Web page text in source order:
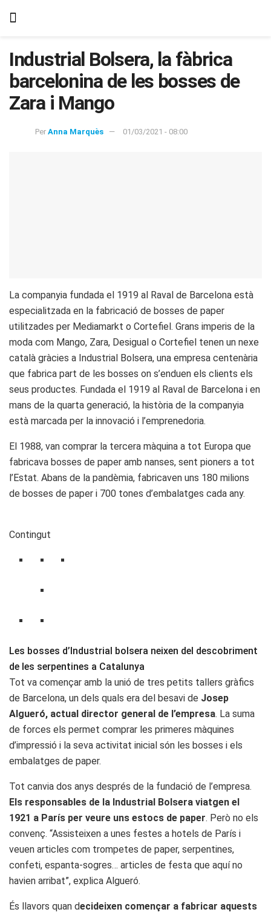
Industrial Bolsera, la fàbrica
barcelonina de les bosses de
Zara i Mango
Per Anna Marquès 01/03/2021 - 08:00
La companyia fundada el 1919 al Raval de Barcelona està
especialitzada en la fabricació de bosses de paper
utilitzades per Mediamarkt o Cortefiel. Grans imperis de la
moda com Mango, Zara, Desigual o Cortefiel tenen un nexe
català gràcies a Industrial Bolsera, una empresa centenària
que fabrica part de les bosses on s’enduen els clients els
seus productes. Fundada el 1919 al Raval de Barcelona i en
mans de la quarta generació, la història de la companyia
està marcada per la innovació i l’emprenedoria.
El 1988, van comprar la tercera màquina a tot Europa que
fabricava bosses de paper amb nanses, sent pioners a tot
l’Estat. Abans de la pandèmia, fabricaven uns 180 milions
de bosses de paper i 700 tones d’embalatges cada any.
Contingut
Les bosses d’Industrial bolsera neixen del descobriment
de les serpentines a Catalunya
Tot va començar amb la unió de tres petits tallers gràfics
de Barcelona, un dels quals era del besavi de Josep
Algueró, actual director general de l’empresa. La suma
de forces els permet comprar les primeres màquines
d’impressió i la seva activitat inicial són les bosses i els
embalatges de paper.
Tot canvia dos anys després de la fundació de l’empresa.
Els responsables de la Industrial Bolsera viatgen el
1921 a París per veure uns estocs de paper. Però no els
convenç. “Assisteixen a unes festes a hotels de París i
veuen articles com trompetes de paper, serpentines,
confeti, espanta-sogres… articles de festa que aquí no
havien arribat”, explica Algueró.
És llavors quan decideixen començar a fabricar aquests